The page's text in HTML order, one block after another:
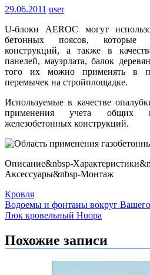
29.06.2011 user
U-блоки AEROC могут
бетонных поясов, которые
конструкций, а также в
панелей, мауэрлата, балок
того их можно применять в
перемычек на стройплощадке.
Используемые в качестве
применения учета общих
железобетонных конструкций.
Описание&nbsp-
Аксессуары&nbsp-Монтаж
Кровля
Навигация
по
записям
Водоемы и фонтаны вокруг Вашего
Люк кровельный Huopa
Похожие записи